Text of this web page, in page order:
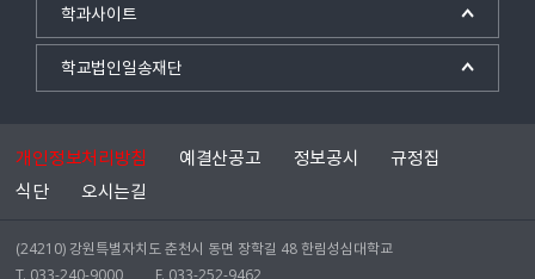
학과사이트
학교법인일송재단
개인정보처리방침 예결산공고 정보공시
규정집
식단
오시는길
(24210) 강원특별자치도 춘천시 동면 장학길 48 한림성심대학교